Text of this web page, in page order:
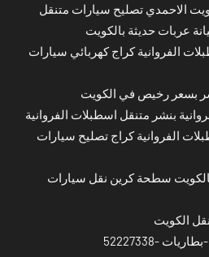
الاحمدي تصليح سيارات متنقل
عربات حديثة بالكويت
الفروانية كراج كهربائي سيارات
بسعر رخيص في الكويت
بنشر متنقل اسطبلات الفروانية
الفروانية كراج تصليح سيارات
سطحة كرين نقل سيارات
الكويت
-52227338